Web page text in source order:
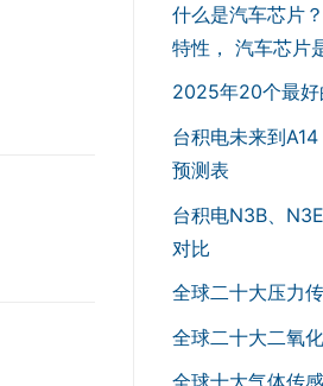
什么是汽车芯片
特性， 汽车芯片
2025年20个最好
台积电未来到
预测表
台积电N3B、
对比
全球二十大压力
全球二十大二氧